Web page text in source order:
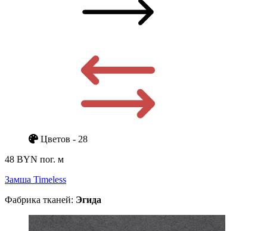
Цветов - 28
48 BYN пог. м
Замша Timeless
Фабрика тканей: Эгида